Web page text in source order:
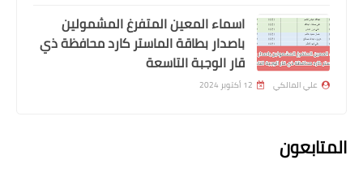
وظيفية محافظة صلاح الدين
اسماء المعين المتفرغ المشمولين
باصدار بطاقة الماستر كارد محافظة ذي
قار الوجبة التاسعة
علي المالكي 12 أكتوبر 2024
المتابعون